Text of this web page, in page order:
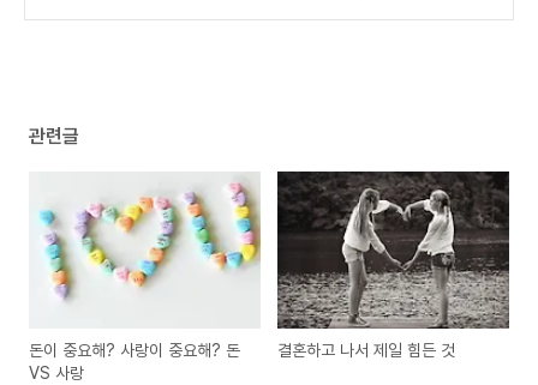
관련글
돈이 중요해? 사랑이 중요해? 돈
VS 사랑
결혼하고 나서 제일 힘든 것